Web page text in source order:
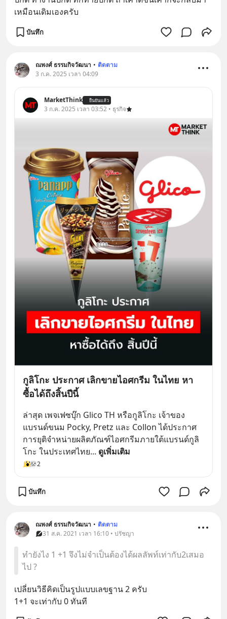
เหมือนเดิมเองครับ
บันทึก
ณพงศ์ ธรรมกิจวัฒนา • ติดตาม
3 ก.ค. 2025 เวลา 04:09
MarketThink ยืนยันแล้ว
3 ก.ค. 2025 เวลา 03:52 • ธุรกิจ
กูลิโกะ ประกาศ เลิกขายไอศกรีม ในไทย หา
ซื้อได้ถึงสิ้นปีนี้
ล่าสุด เพจเฟซบุ๊ก Glico TH หรือกูลิโกะ เจ้าของ
แบรนด์ขนม Pocky, Pretz และ Collon ได้ประกาศ
การยุติจำหน่ายผลิตภัณฑ์ไอศกรีมภายใต้แบรนด์กูลิ
โกะ ในประเทศไทย... ดูเพิ่มเติม
2
บันทึก
ณพงศ์ ธรรมกิจวัฒนา • ติดตาม
31 ส.ค. 2021 เวลา 16:10 • ปรัชญา
ทำยังไง 1 +1 จึงไม่จำเป็นต้องได้ผลลัพท์เท่ากับ2เสมอ
ไป ?
เปลี่ยนวิธีคิดเป็นรูปแบบเลขฐาน 2 ครับ
1+1 จะเท่ากับ 0 ทันที